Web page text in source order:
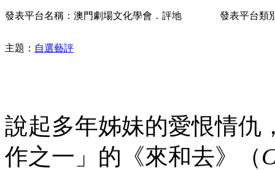
發表平台名稱： 澳門劇場文化學會．評地 發表平台類
主題： 自選藝評
說起多年姊妹的愛恨情仇
作之一」的《來和去》（